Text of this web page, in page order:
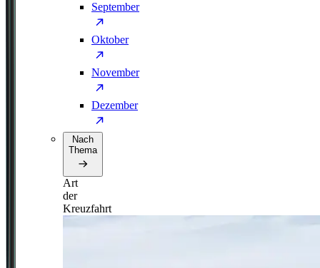
September
Oktober
November
Dezember
Nach
Thema
Art
der
Kreuzfahrt